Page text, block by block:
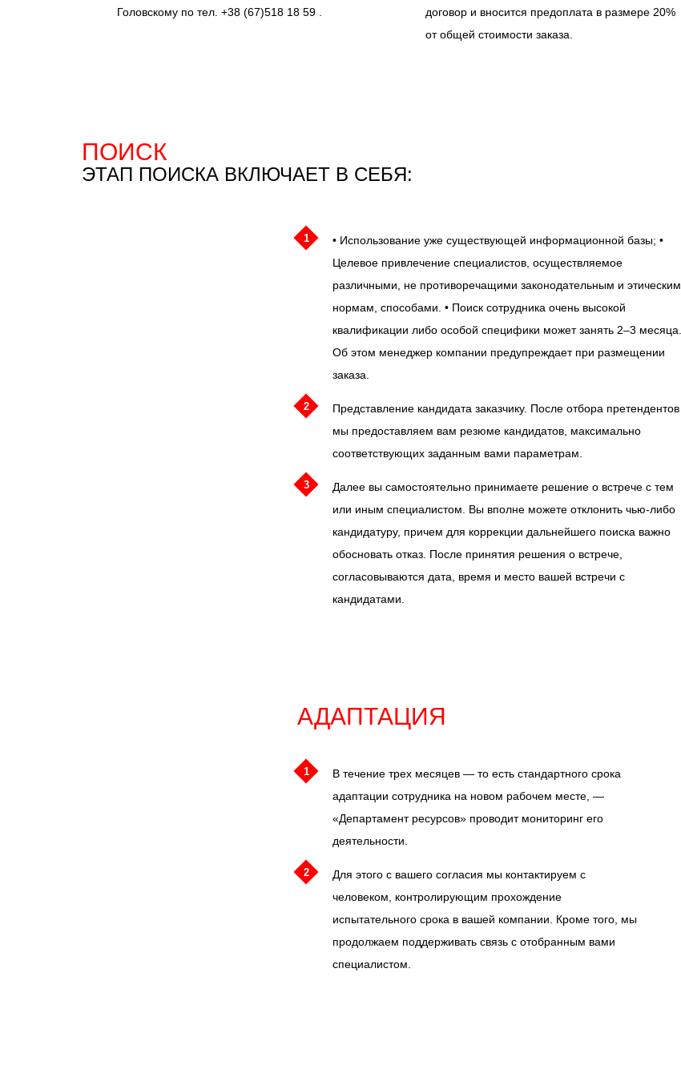
Головскому по тел. +38 (67)518 18 59 .
договор и вносится предоплата в размере 20%
от общей стоимости заказа.
ПОИСК
ЭТАП ПОИСКА ВКЛЮЧАЕТ В СЕБЯ:
1
• Использование уже существующей информационной базы; •
Целевое привлечение специалистов, осуществляемое
различными, не противоречащими законодательным и этическим
нормам, способами. • Поиск сотрудника очень высокой
квалификации либо особой специфики может занять 2–3 месяца.
Об этом менеджер компании предупреждает при размещении
заказа.
2
Представление кандидата заказчику. После отбора претендентов
мы предоставляем вам резюме кандидатов, максимально
соответствующих заданным вами параметрам.
3
Далее вы самостоятельно принимаете решение о встрече с тем
или иным специалистом. Вы вполне можете отклонить чью-либо
кандидатуру, причем для коррекции дальнейшего поиска важно
обосновать отказ. После принятия решения о встрече,
согласовываются дата, время и место вашей встречи с
кандидатами.
АДАПТАЦИЯ
1
В течение трех месяцев — то есть стандартного срока
адаптации сотрудника на новом рабочем месте, —
«Департамент ресурсов» проводит мониторинг его
деятельности.
2
Для этого с вашего согласия мы контактируем с
человеком, контролирующим прохождение
испытательного срока в вашей компании. Кроме того, мы
продолжаем поддерживать связь с отобранным вами
специалистом.